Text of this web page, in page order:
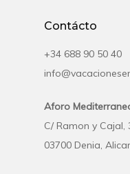
Contácto
+34 688 90 50 40
Aforo
C/ Ramon y Cajal,
03700 Denia,